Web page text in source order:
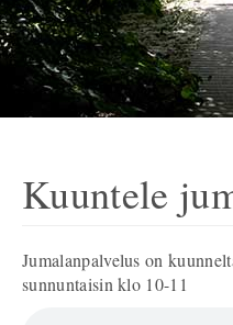
Kuuntele
Jumalanpalvelus on
sunnuntaisin klo 10-11